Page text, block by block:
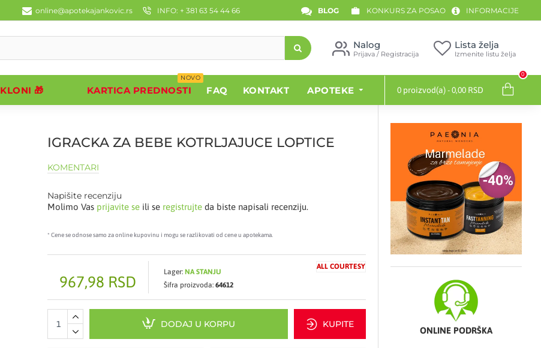
online@apotekajankovic.rs INFO: + 381 63 54 44 66 BLOG KONKURS ZA POSAO INFORMACIJE
Nalog
Prijava / Registracija
Lista želja
Izmenite listu želja
🎁 KARTICA PREDNOSTI
NOVO
FAQ KONTAKT APOTEKE 0 proizvod(a) - 0,00 RSD
0
IGRACKA ZA BEBE KOTRLJAJUCE LOPTICE
KOMENTARI
Napišite recenziju
Molimo Vas prijavite se ili se registrujte da biste napisali recenziju.
* Cene se odnose samo za online kupovinu i mogu se razlikovati od cene u apotekama.
967,98 RSD
Lager: NA STANJU
Šifra proizvoda: 64612
ALL COURTESY
DODAJ U KORPU KUPITE
ONLINE PODRŠKA